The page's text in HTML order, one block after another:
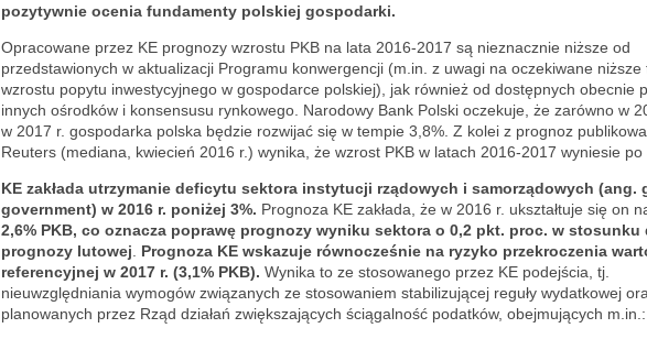
pozytywnie ocenia fundamenty polskiej gospodarki.
Opracowane przez KE prognozy wzrostu PKB na lata 2016-2017 są nieznacznie niższe od
przedstawionych w aktualizacji Programu konwergencji (m.in. z uwagi na oczekiwane niższe
wzrostu popytu inwestycyjnego w gospodarce polskiej), jak również od dostępnych obecnie
innych ośrodków i konsensusu rynkowego. Narodowy Bank Polski oczekuje, że zarówno w
w 2017 r. gospodarka polska będzie rozwijać się w tempie 3,8%. Z kolei z prognoz
Reuters (mediana, kwiecień 2016 r.) wynika, że wzrost PKB w latach 2016-2017 wyniesie po
KE zakłada utrzymanie deficytu sektora instytucji rządowych i samorządowych (ang.
government) w 2016 r. poniżej 3%. Prognoza KE zakłada, że w 2016 r. ukształtuje się on
2,6% PKB, co oznacza poprawę prognozy wyniku sektora o 0,2 pkt. proc. w stosunku
prognozy lutowej
Prognoza KE wskazuje równocześnie na ryzyko przekroczenia
referencyjnej w 2017 r. (3,1% PKB). Wynika to ze stosowanego przez KE podejścia, tj.
nieuwzględniania wymogów związanych ze stosowaniem stabilizującej reguły wydatkowej
planowanych przez Rząd działań zwiększających ściągalność podatków, obejmujących m.in.: